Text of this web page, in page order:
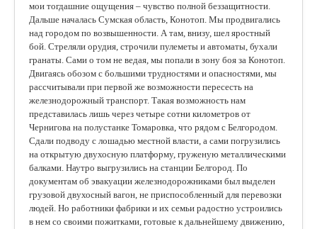
мои тогдашние ощущения – чувство полной беззащитности.
Дальше началась Сумская область, Конотоп. Мы продвигались
над городом по возвышенности. А там, внизу, шел яростный
бой. Стреляли орудия, строчили пулеметы и автоматы, бухали
гранаты. Сами о том не ведая, мы попали в зону боя за Конотоп.
Двигаясь обозом с большими трудностями и опасностями, мы
рассчитывали при первой же возможности пересесть на
железнодорожный транспорт. Такая возможность нам
представилась лишь через четыре сотни километров от
Чернигова на полустанке Томаровка, что рядом с Белгородом.
Сдали подводу с лошадью местной власти, а сами погрузились
на открытую двухосную платформу, груженую металлическими
балками. Наутро выгрузились на станции Белгород. По
документам об эвакуации железнодорожниками был выделен
грузовой двухосный вагон, не приспособленный для перевозки
людей. Но работники фабрики и их семьи радостно устроились
в нем со своими пожитками, готовые к дальнейшему движению,